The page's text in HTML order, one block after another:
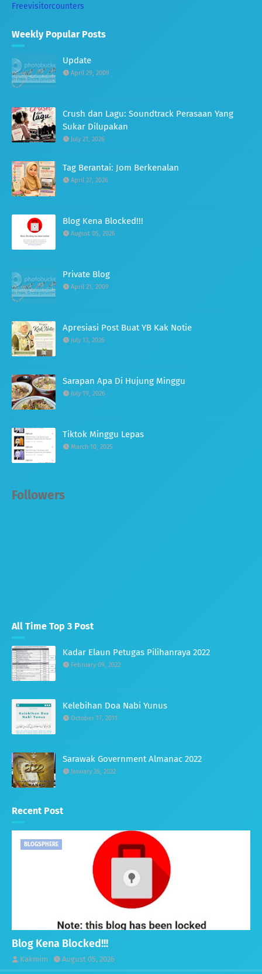
Freevisitorcounters
Weekly Popular Posts
Update
April 29, 2009
Crush dan Lagu: Soundtrack Perasaan Yang
Sukar Dilupakan
July 21, 2026
Tag Berantai: Jom Berkenalan
April 27, 2026
Blog Kena Blocked!!!
August 05, 2026
Private Blog
April 21, 2009
Apresiasi Post Buat YB Kak Notie
July 13, 2026
Sarapan Apa Di Hujung Minggu
July 19, 2026
Tiktok Minggu Lepas
March 10, 2025
Followers
All Time Top 3 Post
Kadar Elaun Petugas Pilihanraya 2022
February 09, 2022
Kelebihan Doa Nabi Yunus
October 17, 2011
Sarawak Government Almanac 2022
January 26, 2022
Recent Post
BLOGSPHERE
Blog Kena Blocked!!!
Kakmim August 05, 2026